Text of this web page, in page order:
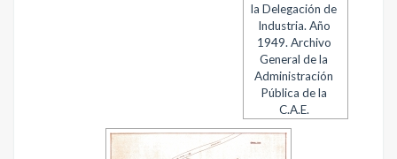
la Delegación de
Industria. Año
1949. Archivo
General de la
Administración
Pública de la
C.A.E.